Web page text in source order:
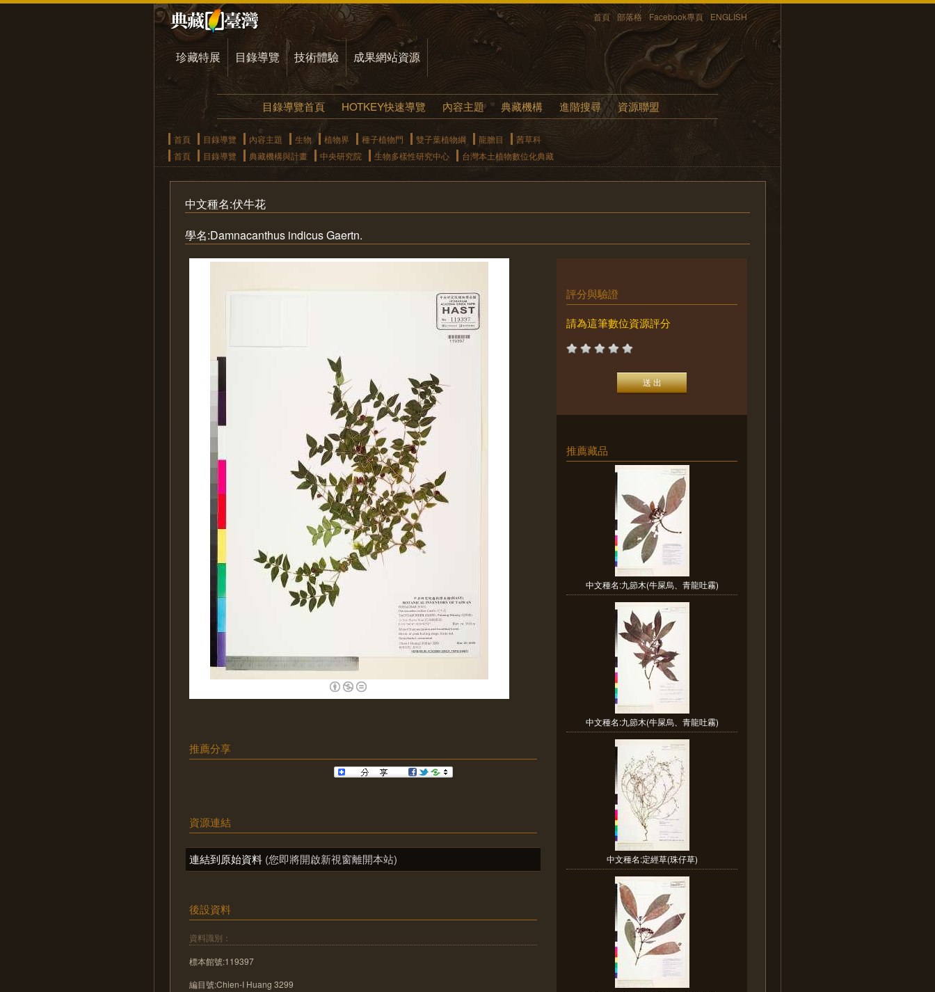
首頁 部落格 Facebook專頁 ENGLISH
珍藏特展 目錄導覽 技術體驗 成果網站資源
目錄導覽首頁 HOTKEY快速導覽 內容主題 典藏機構 進階搜尋 資源聯盟
首頁 目錄導覽 內容主題 生物 植物界 種子植物門 雙子葉植物綱 龍膽目
茜草科
首頁
目錄導覽 典藏機構與計畫 中央研究院 生物多樣性研究中心 台灣本土植物數位化典藏
中文種名:伏牛花
學名:Damnacanthus indicus Gaertn.
推薦分享
資源連結
連結到原始資料 (您即將開啟新視窗離開本站)
後設資料
資料識別：
標本館號:119397
編目號:Chien-I Huang 3299
評分與驗證
請為這筆數位資源評分
推薦藏品
中文種名:九節木(牛屎烏、青龍吐霧)
中文種名:九節木(牛屎烏、青龍吐霧)
中文種名:定經草(珠仔草)